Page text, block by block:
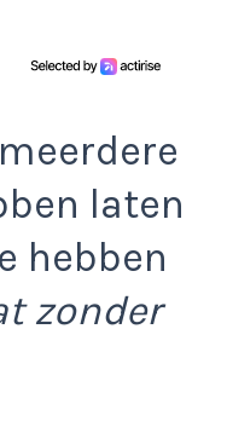
laten
hebben
zonder